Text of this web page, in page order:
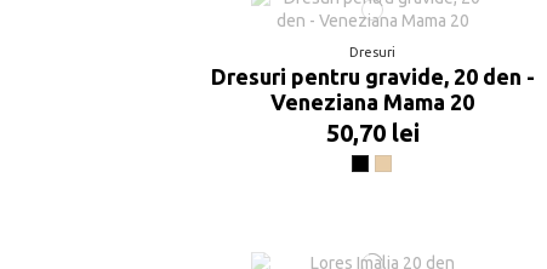
Dresuri
Dresuri pentru gravide, 20 den -
Veneziana Mama 20
50,70 lei
NegruVisone